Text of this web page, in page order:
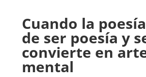
Cuando la
de ser poesía y
convierte en
mental